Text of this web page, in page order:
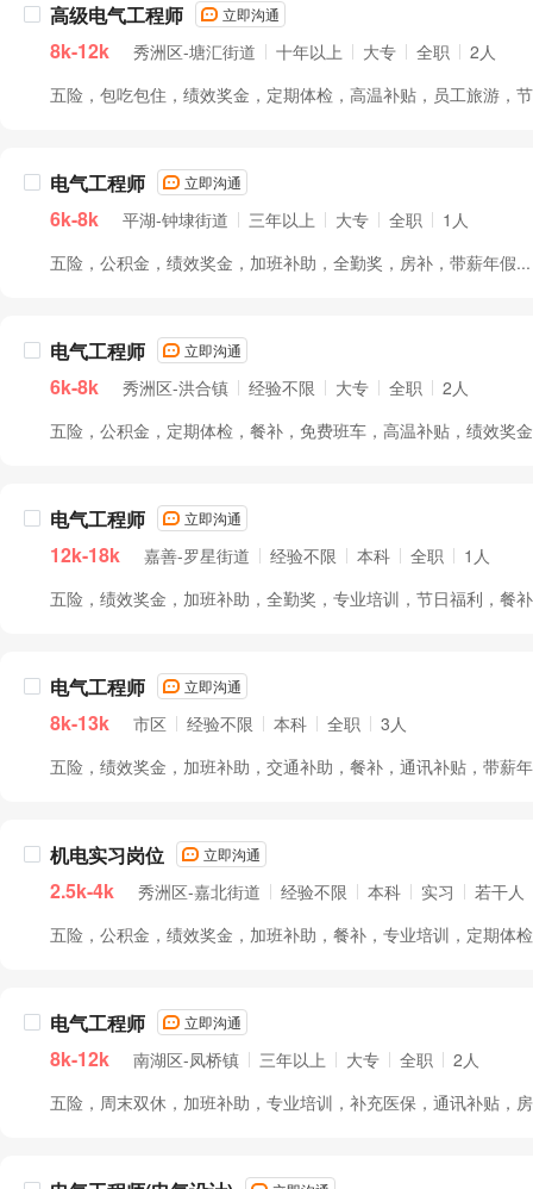
高级电气工程师 立即沟通
8k-12k 秀洲区-塘汇街道 十年以上 大专 全职
2人
五险，包吃包住，绩效奖金，定期体检，高温补贴，员工旅游，
电气工程师 立即沟通
6k-8k 平湖-钟埭街道 三年以上 大专 全职
1人
五险，公积金，绩效奖金，加班补助，全勤奖，房补，带薪年假...
电气工程师 立即沟通
6k-8k 秀洲区-洪合镇 经验不限 大专 全职
2人
五险，公积金，定期体检，餐补，免费班车，高温补贴，绩效奖
电气工程师 立即沟通
12k-18k 嘉善-罗星街道 经验不限 本科 全职
1人
五险，绩效奖金，加班补助，全勤奖，专业培训，节日福利，餐
电气工程师 立即沟通
8k-13k 市区 经验不限 本科 全职
3人
五险，绩效奖金，加班补助，交通补助，餐补，通讯补贴，带薪
机电实习岗位 立即沟通
2.5k-4k 秀洲区-嘉北街道 经验不限 本科 实习
若干人
五险，公积金，绩效奖金，加班补助，餐补，专业培训，定期体
电气工程师 立即沟通
8k-12k 南湖区-凤桥镇 三年以上 大专 全职
2人
五险，周末双休，加班补助，专业培训，补充医保，通讯补贴，